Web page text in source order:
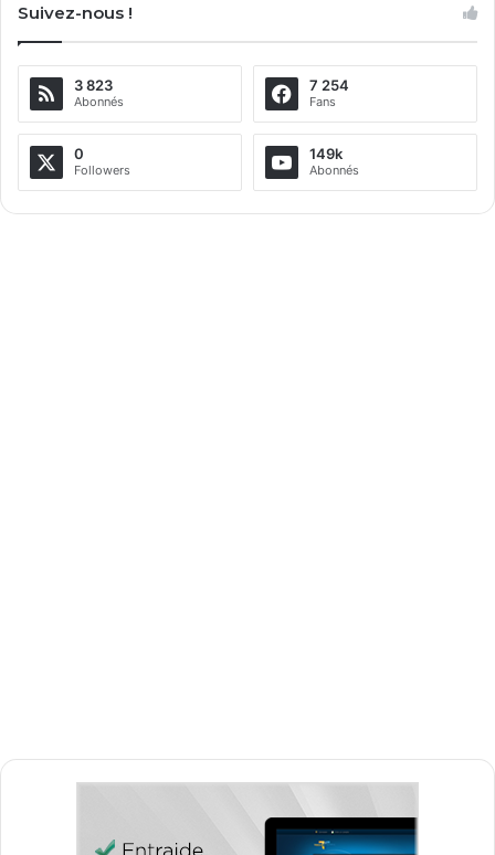
Suivez-nous !
3 823
Abonnés
7 254
Fans
0
Followers
149k
Abonnés